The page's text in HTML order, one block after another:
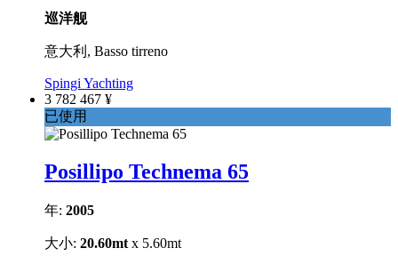
巡洋舰
意大利, Basso tirreno
Spingi Yachting
3 782 467 ¥
已使用
Posillipo Technema 65
年: 2005
大小: 20.60mt x 5.60mt